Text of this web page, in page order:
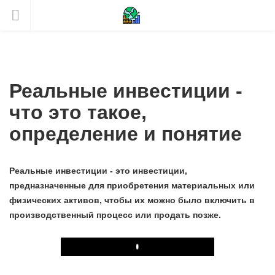
Реальные инвестиции -
что это такое,
определение и понятие
Реальные инвестиции - это инвестиции,
предназначенные для приобретения материальных или
физических активов, чтобы их можно было включить в
производственный процесс или продать позже.
Play